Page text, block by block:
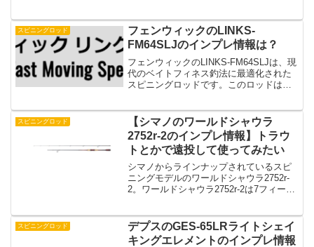
よるとDBTS-61Lはスーパーオールラウン
ドモデ...
スピニングロッド
フェンウィックのLINKS-
FM64SLJのインプレ情報は？
フェンウィックのLINKS-FM64SLJは、現
代のベイトフィネス釣法に最適化された
スピニングロッドです。このロッドは全
ラインと1/8から1/4オンスのルアーに...
スピニングロッド
【シマノのワールドシャウラ
2752r-2のインプレ情報】トラウ
トとかで遠投して使ってみたい
シマノからラインナップされているスピ
ニングモデルのワールドシャウラ2752r-
2。ワールドシャウラ2752r-2は7フィート
ような人はぜひともチェックしておきた
いロッド...
スピニングロッド
デプスのGES-65LRライトシェイ
キングエレメントのインプレ情報